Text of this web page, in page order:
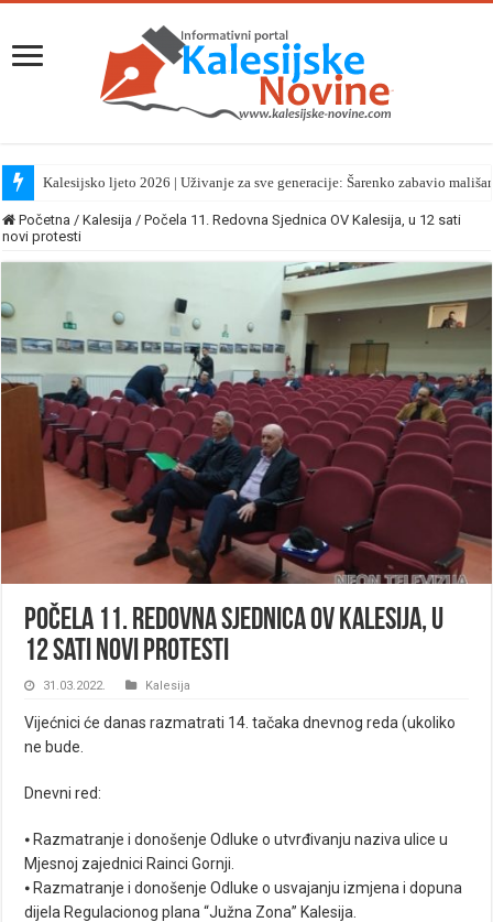
Kalesijsko ljeto 2026 | Uživanje za sve generacije: Šarenko zabavio
Početna / Kalesija / Počela 11. Redovna Sjednica OV Kalesija, u 12 sati
novi protesti
Počela 11. Redovna Sjednica OV Kalesija, u
12 sati novi protesti
31.03.2022. Kalesija
Vijećnici će danas razmatrati 14. tačaka dnevnog reda (ukoliko
ne bude.
Dnevni red:
⦁ Razmatranje i donošenje Odluke o utvrđivanju naziva ulice u
Mjesnoj zajednici Rainci Gornji.
⦁ Razmatranje i donošenje Odluke o usvajanju izmjena i dopuna
dijela Regulacionog plana “Južna Zona” Kalesija.